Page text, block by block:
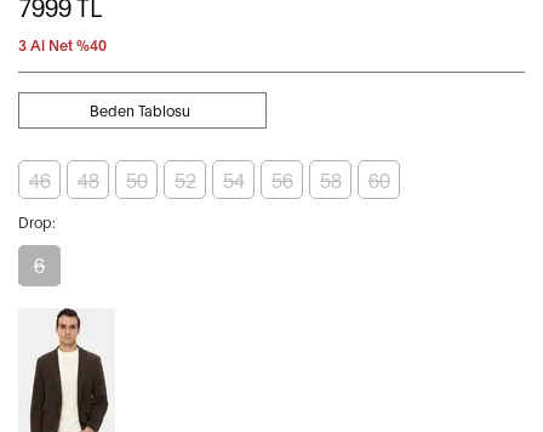
7999TL
3 Al Net %40
Beden Tablosu
46 48 50 52 54 56 58 60
Drop:
6